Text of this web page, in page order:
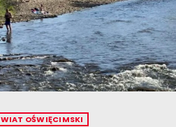
OŚWIĘCIMSKI